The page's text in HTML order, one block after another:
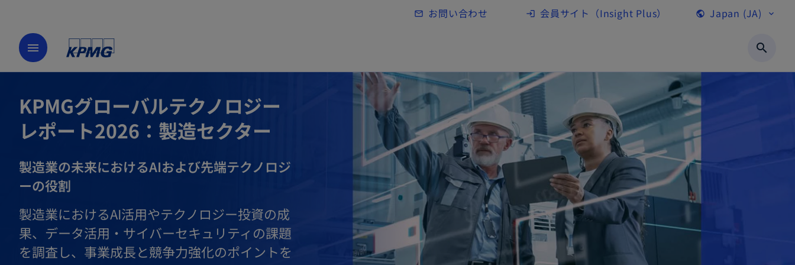
Skip to main content
mail_outline お問い合わせ login 会員サイト（Insight Plus）
新
タ
ブ
で
開
く
public Japan (JA) expand_more
menu search
KPMGグローバルテクノロジー
レポート2026：製造セクター
製造業の未来におけるAIおよび先端テクノロジ
ーの役割
製造業におけるAI活用やテクノロジー投資の成
果、データ活用・サイバーセキュリティの課題
を調査し、事業成長と競争力強化のポイントを